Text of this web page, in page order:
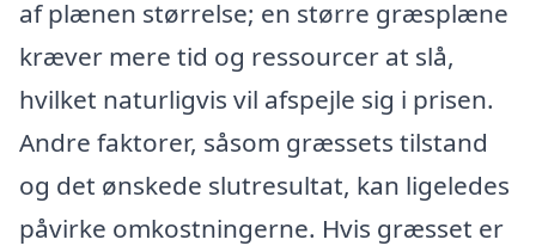
af plænen størrelse; en større græsplæne
kræver mere tid og ressourcer at slå,
hvilket naturligvis vil afspejle sig i prisen.
Andre faktorer, såsom græssets tilstand
og det ønskede slutresultat, kan ligeledes
påvirke omkostningerne. Hvis græsset er